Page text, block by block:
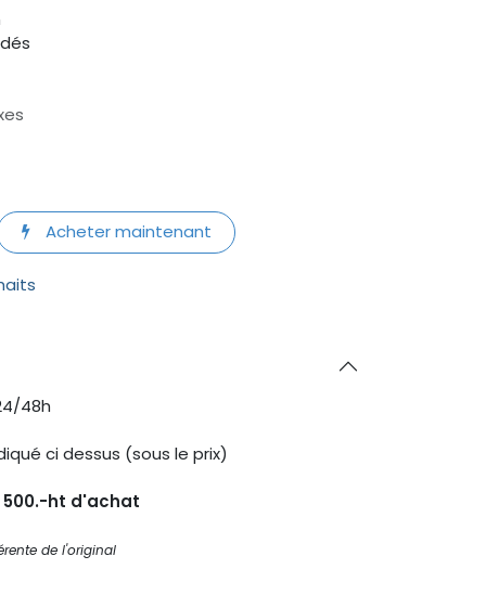
Acheter maintenant
48h
ci dessus (sous le prix)
500.-ht d'achat
de l'original